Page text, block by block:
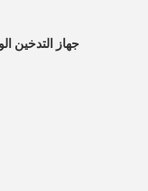
جهاز التدخين